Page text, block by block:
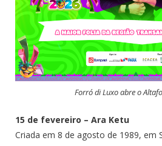
Forró di Luxo abre o
15 de fevereiro – Ara Ketu
Criada em 8 de agosto de 1989, em